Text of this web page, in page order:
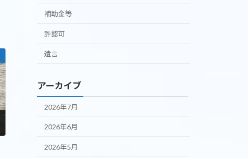
補助金等
許認可
遺言
アーカイブ
2026年7月
2026年6月
2026年5月